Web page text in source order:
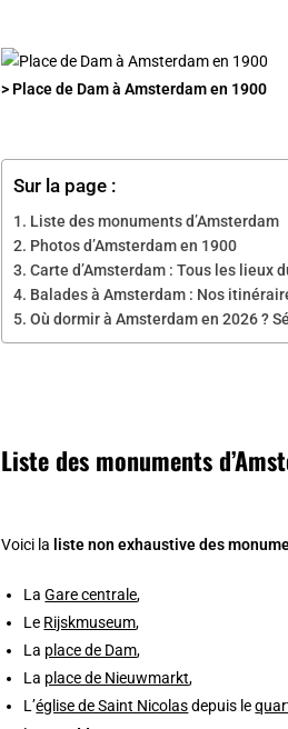
> Place de Dam à Amsterdam en 1900
Sur la page :
Liste des monuments d’Amsterdam
Photos d’Amsterdam en 1900
Carte d’Amsterdam : Tous les lieux
Balades à Amsterdam : Nos
Où dormir à Amsterdam en 2026 ?
Liste des monuments
Voici la liste non exhaustive des
LaGare centrale,
Le Rijskmuseum,
La place de Dam,
La place de Nieuwmarkt,
L’église de Saint Nicolasdepuis le